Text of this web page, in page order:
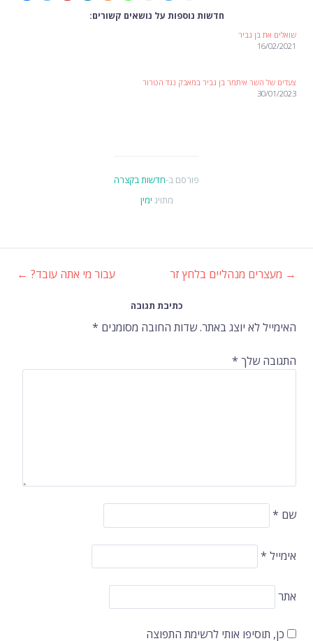
חדשות נוספות על נושאים קשורים:
שואלים את בן גביר
16/02/2021
צעדים של השר איתמר בן גביר במאבק נגד הטרור
30/01/2023
פורסם ב-חדשות בקצרה
מתויג ימין
ניווט
ברשומות
→ מעצרים מנהליים בלחץ זר עבור מי אתה עובד? ←
כתיבת תגובה
האימייל לא יוצג באתר.שדות החובה מסומנים *
התגובה שלך *
שם *
אימייל *
אתר
כן, תוסיפו אותי לרשימת התפוצה